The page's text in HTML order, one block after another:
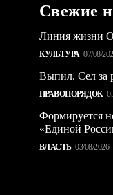
Свежие
Линия жизни
КУЛЬТУРА 07/08/
Выпил. Сел за
ПРАВОПОРЯДОК
Формируется
«Единой
ВЛАСТЬ 03/08/2026